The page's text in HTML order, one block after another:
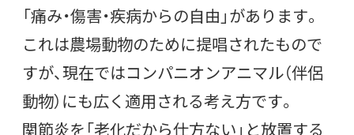
「痛み・傷害・疾病からの自由」があります。
これは農場動物のために提唱されたもので
すが、現在ではコンパニオンアニマル（伴侶
動物）にも広く適用される考え方です。
関節炎を「老化だから仕方ない」と放置する